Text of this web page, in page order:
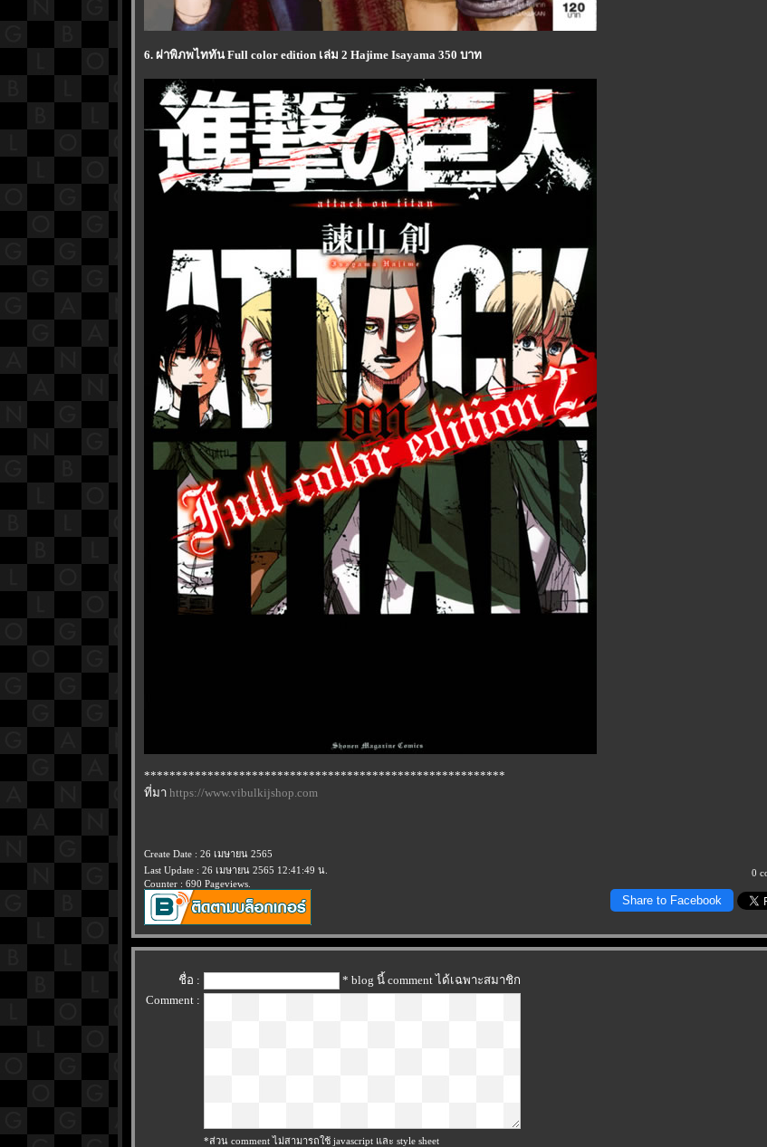
6. ผ่าพิภพไททัน Full color edition เล่ม 2 Hajime Isayama 350 บาท
*********************************************************
ที่มา https://www.vibulkijshop.com
Create Date : 26 เมษายน 2565
Last Update : 26 เมษายน 2565 12:41:49 น.
Counter : 690 Pageviews.
0
Share to Facebook
ชื่อ :
* blog นี้ comment ได้เฉพาะสมาชิก
Comment :
*ส่วน comment ไม่สามารถใช้ javascript และ style sheet